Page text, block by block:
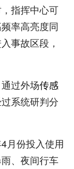
指挥中心可
率高亮度同
事故区段，
过外场传感
系统研判分
份投入使用
、夜间行车